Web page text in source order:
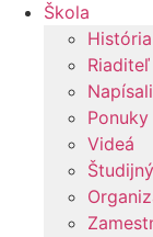
Škola
Videá